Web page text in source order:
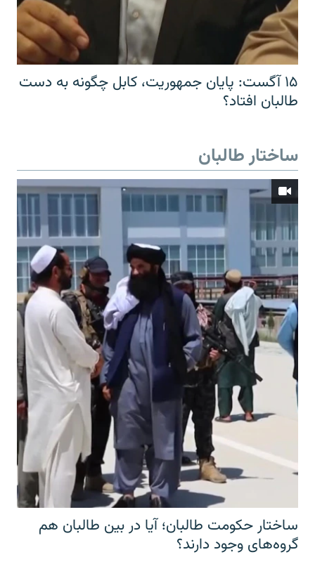
۱۵ آگست: پایان جمهوریت، کابل چگونه به دست
طالبان افتاد؟
ساختار طالبان
ساختار حکومت طالبان؛ آیا در بین طالبان هم
گروه‌های وجود دارند؟